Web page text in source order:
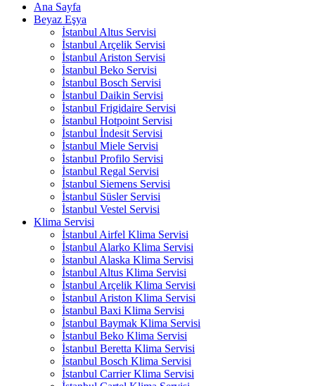
Ana Sayfa
Beyaz Eşya
İstanbul Altus Servisi
İstanbul Arçelik Servisi
İstanbul Ariston Servisi
İstanbul Beko Servisi
İstanbul Bosch Servisi
İstanbul Daikin Servisi
İstanbul Frigidaire Servisi
İstanbul Hotpoint Servisi
İstanbul İndesit Servisi
İstanbul Miele Servisi
İstanbul Profilo Servisi
İstanbul Regal Servisi
İstanbul Siemens Servisi
İstanbul Süsler Servisi
İstanbul Vestel Servisi
Klima Servisi
İstanbul Airfel Klima Servisi
İstanbul Alarko Klima Servisi
İstanbul Alaska Klima Servisi
İstanbul Altus Klima Servisi
İstanbul Arçelik Klima Servisi
İstanbul Ariston Klima Servisi
İstanbul Baxi Klima Servisi
İstanbul Baymak Klima Servisi
İstanbul Beko Klima Servisi
İstanbul Beretta Klima Servisi
İstanbul Bosch Klima Servisi
İstanbul Carrier Klima Servisi